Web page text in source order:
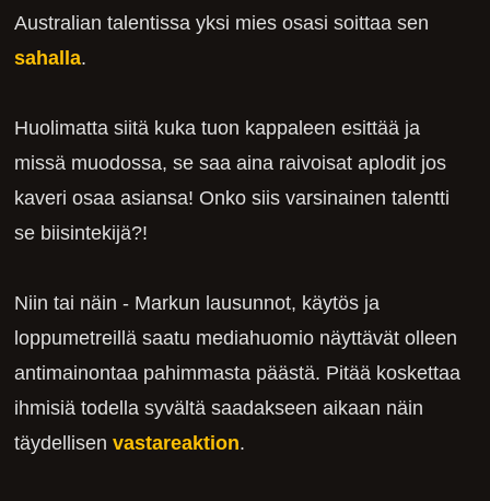
Australian talentissa yksi mies osasi soittaa sen
sahalla.
Huolimatta siitä kuka tuon kappaleen esittää ja
missä muodossa, se saa aina raivoisat aplodit jos
kaveri osaa asiansa! Onko siis varsinainen talentti
se biisintekijä?!
Niin tai näin - Markun lausunnot, käytös ja
loppumetreillä saatu mediahuomio näyttävät olleen
antimainontaa pahimmasta päästä. Pitää koskettaa
ihmisiä todella syvältä saadakseen aikaan näin
täydellisenvastareaktion.